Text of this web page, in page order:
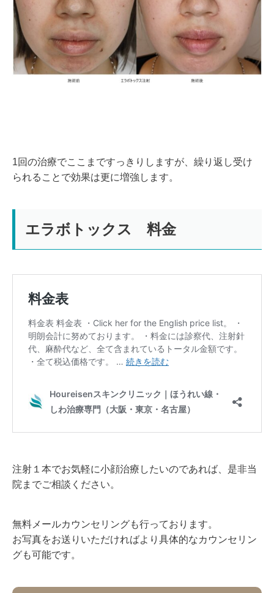
1回の治療でここまですっきりしますが、繰り返し受け
られることで効果は更に増強します。
エラボトックス 料金
注射１本でお気軽に小顔治療したいのであれば、是非当
院までご相談ください。
無料メールカウンセリングも行っております。
お写真をお送りいただければより具体的なカウンセリン
グも可能です。